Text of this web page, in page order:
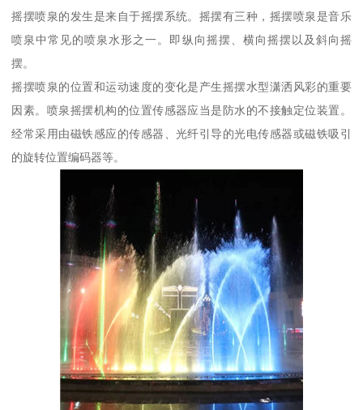
摇摆喷泉的发生是来自于摇摆系统。摇摆有三种，摇摆喷泉是音乐
喷泉中常见的喷泉水形之一。即纵向摇摆、横向摇摆以及斜向摇
摆。
摇摆喷泉的位置和运动速度的变化是产生摇摆水型潇洒风彩的重要
因素。喷泉摇摆机构的位置传感器应当是防水的不接触定位装置。
经常采用由磁铁感应的传感器、光纤引导的光电传感器或磁铁吸引
的旋转位置编码器等。